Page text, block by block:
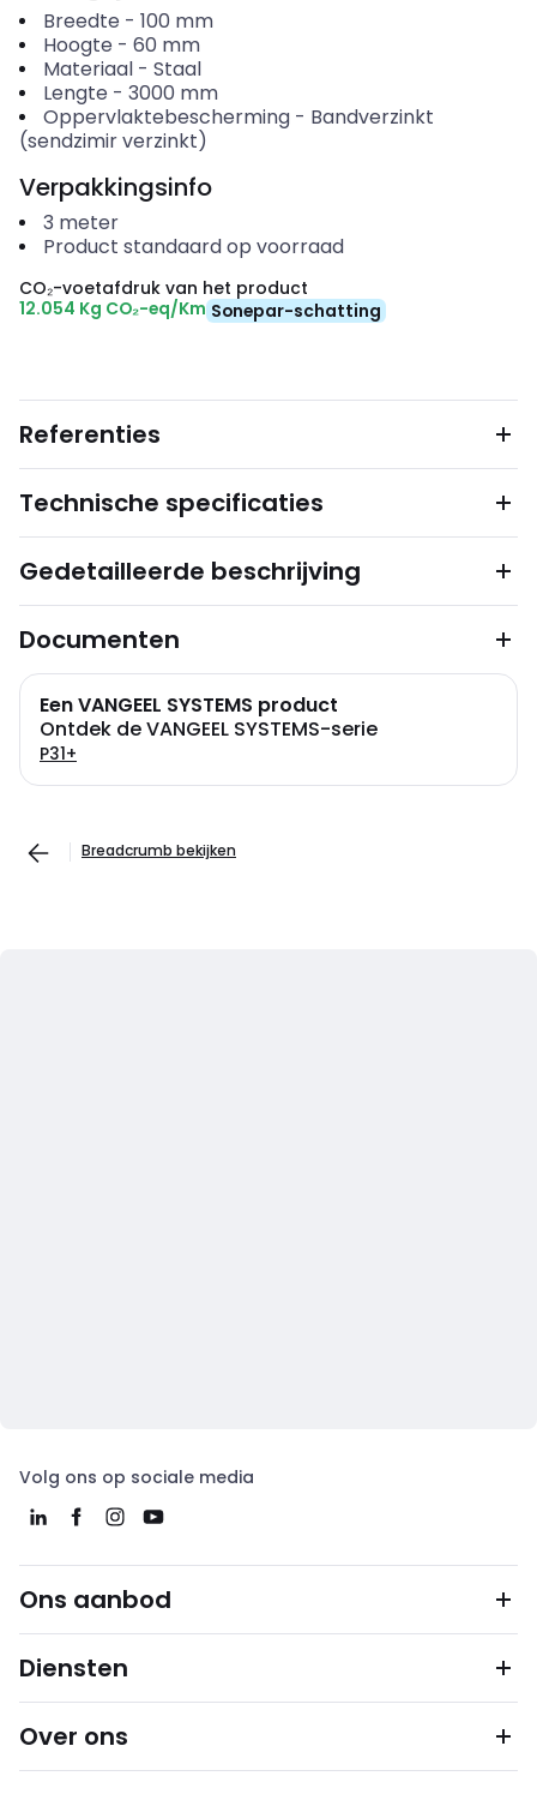
Breedte - 100 mm
Hoogte - 60 mm
Materiaal- Staal
Lengte - 3000 mm
Oppervlaktebescherming- Bandverzinkt
(sendzimir verzinkt)
Verpakkingsinfo
3 meter
Product standaard op voorraad
CO₂-voetafdruk van het product
12.054 Kg CO₂-eq/Km Sonepar-schatting
Referenties
Technische specificaties
Gedetailleerde beschrijving
Documenten
Een VANGEEL SYSTEMS product
Ontdek de VANGEEL SYSTEMS-serie
P31+
Breadcrumb bekijken
Volg ons op sociale media
Ons aanbod
Diensten
Over ons